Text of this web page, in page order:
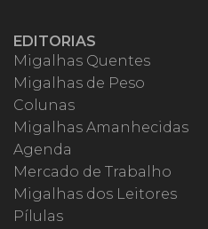
EDITORIAS
Migalhas Quentes
Migalhas de Peso
Colunas
Migalhas Amanhecidas
Agenda
Mercado de Trabalho
Migalhas dos Leitores
Pílulas